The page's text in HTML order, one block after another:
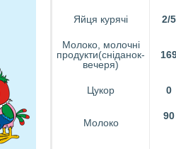
Яйця курячі 2/5
Молоко, молочні
продукти(сніданок-
вечеря)
Цукор 0
Молоко
90